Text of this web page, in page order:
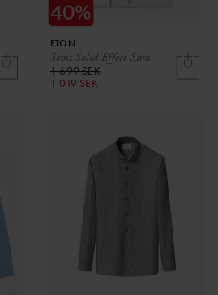
Semi Solid Effect Slim
ETON
1 699 SEK
1 019 SEK